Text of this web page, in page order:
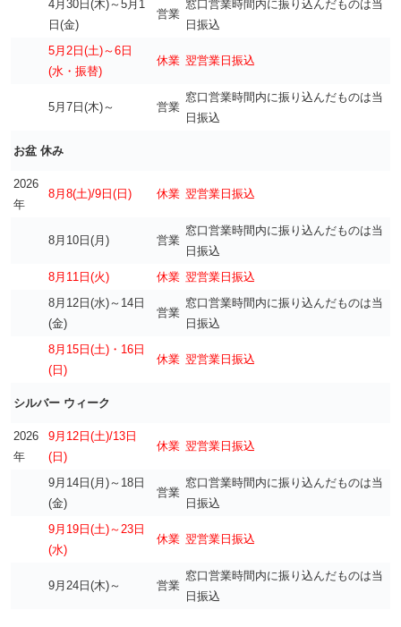
4月30日(木)～5月1
日(金)
営業
窓口営業時間内に振り込んだものは当
日振込
5月2日(土)～6日
(水 ・振替)
休業 翌営業日振込
5月7日(木)～ 営業
窓口営業時間内に振り込んだものは当
日振込
お盆 休み
2026
年
8月8(土)/9日(日) 休業 翌営業日振込
8月10日(月) 営業
窓口営業時間内に振り込んだものは当
日振込
8月11日(火)
休業 翌営業日振込
8月12日(水)～14日
(金)
営業
窓口営業時間内に振り込んだものは当
日振込
8月15日(土)・16日
(日)
休業 翌営業日振込
シルバー ウィーク
2026
年
9月12日(土)/13日
(日)
休業 翌営業日振込
9月14日(月)～18日
(金)
営業
窓口営業時間内に振り込んだものは当
日振込
9月19日(土)～23日
(水)
休業 翌営業日振込
9月24日(木)～ 営業
窓口営業時間内に振り込んだものは当
日振込